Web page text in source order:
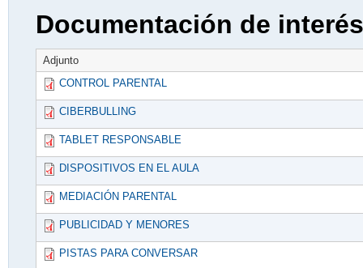
Documentación de
Adjunto
CONTROL PARENTAL
CIBERBULLING
TABLET RESPONSABLE
DISPOSITIVOS EN EL AULA
MEDIACIÓN PARENTAL
PUBLICIDAD Y MENORES
PISTAS PARA CONVERSAR